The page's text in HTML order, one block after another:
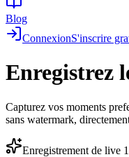
Blog
ConnexionS'inscrire
Enregistrez
Capturez vos moments
sans watermark,
Enregistrement de live